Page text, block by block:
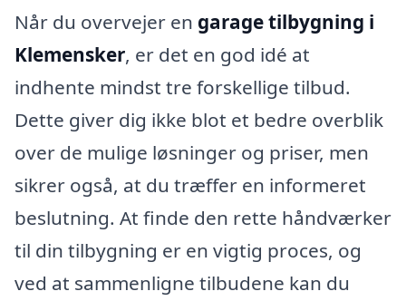
Når du overvejer en garage tilbygning i
Klemensker, er det en god idé at
indhente mindst tre forskellige tilbud.
Dette giver dig ikke blot et bedre overblik
over de mulige løsninger og priser, men
sikrer også, at du træffer en informeret
beslutning. At finde den rette håndværker
til din tilbygning er en vigtig proces, og
ved at sammenligne tilbudene kan du